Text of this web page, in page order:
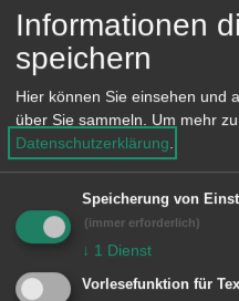
Büro der Tourist-
Reichsstädter
Einheimische sind
eine
erforderlich.
Kostenbeitrag:
Kinder zwei Euro.
Informationen
speichern
Hier können Sie einsehen und
über Sie sammeln. Um mehr
Datenschutzerklärung.
Speicherung von
(immer erforderlich)
↓ 1 Dienst
Vorlesefunktion für